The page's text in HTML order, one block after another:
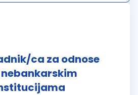
ca za odnose